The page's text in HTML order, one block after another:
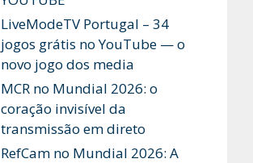
LiveModeTV Portugal – 34
jogos grátis no YouTube — o
novo jogo dos media
MCR no Mundial 2026: o
coração invisível da
transmissão em direto
RefCam no Mundial 2026: A